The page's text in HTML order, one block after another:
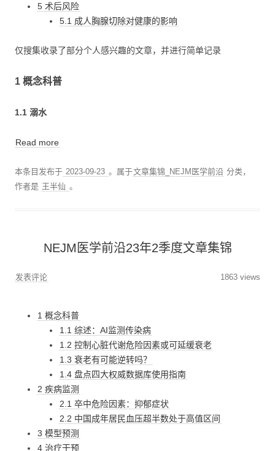
5 术后风险
5.1 成人胸腺切除对健康的影响
仅搜集收录了部分个人感兴趣的文章，并进行简单记录
1 概念科普
1.1 溺水
Read more
本条目发布于 2023-09-23 。属于文章集锦_NEJM医学前沿 分类，
作者是 王半仙 。
NEJM医学前沿23年2季度文章集锦
发表评论 1863 views
1 概念科普
1.1 综述：AI监测传染病
1.2 控制心脏代谢危险因素或可延缓衰老
1.3 衰老有可能逆转吗？
1.4 盘点四大权威数据库使用指南
2 疾病监测
2.1 卒中危险因素：抑郁症状
2.2 中国成年居民血压超半数处于高值区间
3 模型预测
4 治疗干预